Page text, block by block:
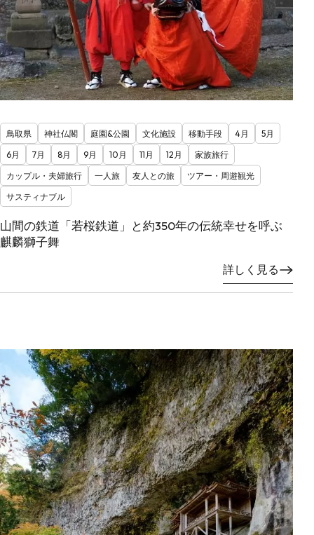
鳥取県 神社仏閣 庭園&公園 文化施設 移動手段 4月
5月
6月
7月 8月 9月 10月 11月 12月
家族旅行
カップル・夫婦旅行
一人旅 友人との旅
ツアー・周遊観光
サスティナブル
山間の鉄道「若桜鉄道」と約350年の伝統幸せを呼ぶ
麒麟獅子舞
詳しく見る